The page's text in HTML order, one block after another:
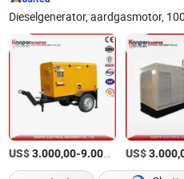
US$3.000,00-9.000,00 /Set
US$